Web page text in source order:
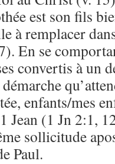
est son fils
à remplacer
En se
convertis à un
enfants/mes
Jean (1 Jn 2:1,
sollicitude
Paul.